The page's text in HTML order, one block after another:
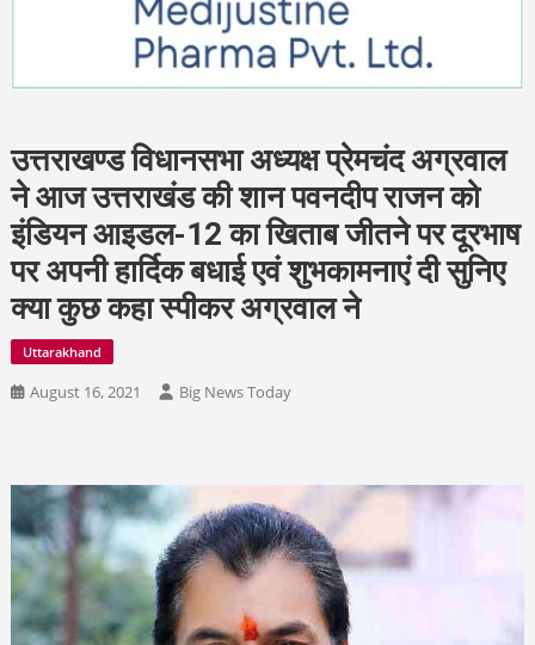
उत्तराखण्ड विधानसभा अध्यक्ष प्रेमचंद अग्रवाल
ने आज उत्तराखंड की शान पवनदीप राजन को
इंडियन आइडल-12 का खिताब जीतने पर दूरभाष
पर अपनी हार्दिक बधाई एवं शुभकामनाएं दी सुनिए
क्या कुछ कहा स्पीकर अग्रवाल ने
Uttarakhand
August 16, 2021 Big News Today